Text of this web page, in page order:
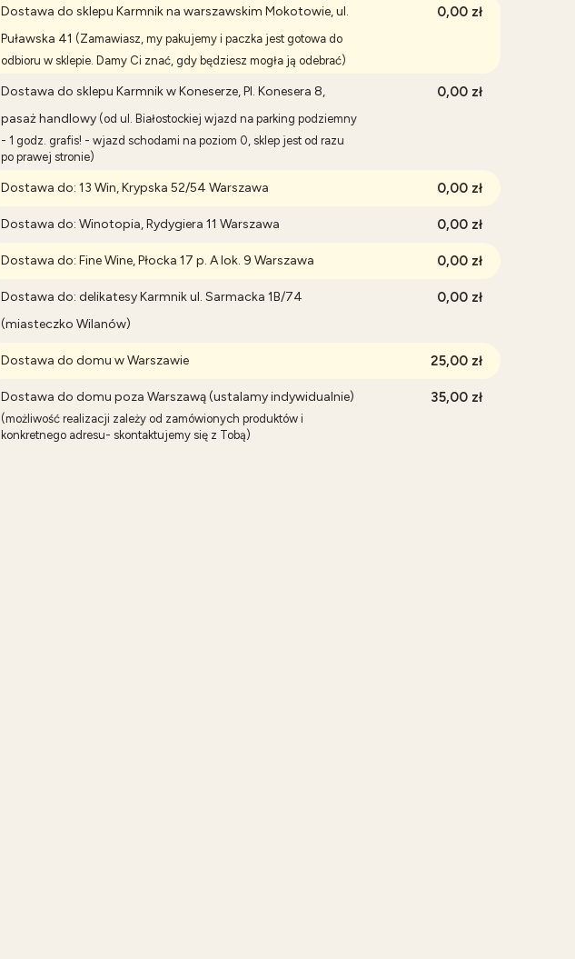
Cena nie zawiera ewentualnych
Dostawa do sklepu Karmnik na warszawskim Mokotowie, ul.
Puławska 41 (Zamawiasz, my pakujemy i paczka jest gotowa do
odbioru w sklepie. Damy Ci znać, gdy będziesz mogła ją odebrać)
0,00 zł
Dostawa do sklepu Karmnik w Koneserze, Pl. Konesera 8,
pasaż handlowy (od ul. Białostockiej wjazd na parking podziemny
- 1 godz. grafis! - wjazd schodami na poziom 0, sklep jest od razu
po prawej stronie)
0,00 zł
Dostawa do: 13 Win, Krypska 52/54 Warszawa 0,00 zł
Dostawa do: Winotopia, Rydygiera 11 Warszawa 0,00 zł
Dostawa do: Fine Wine, Płocka 17 p. A lok. 9 Warszawa 0,00 zł
Dostawa do: delikatesy Karmnik ul. Sarmacka 1B/74
(miasteczko Wilanów)
0,00 zł
Dostawa do domu w Warszawie 25,00 zł
Dostawa do domu poza Warszawą (ustalamy indywidualnie)
(możliwość realizacji zależy od zamówionych produktów i
konkretnego adresu- skontaktujemy się z Tobą)
35,00 zł